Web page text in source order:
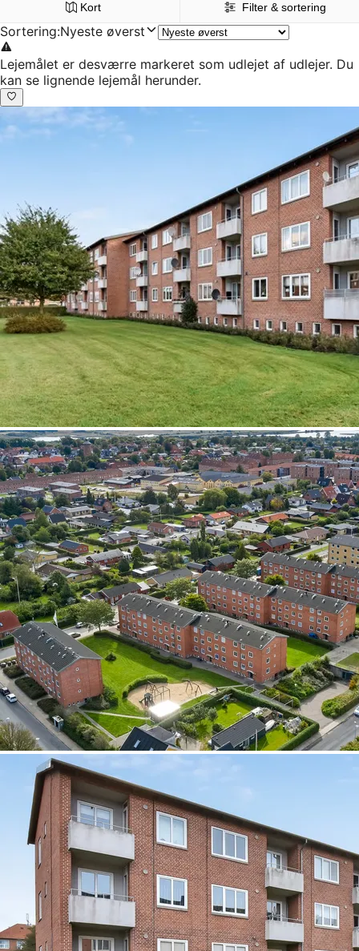
Kort Filter & sortering
Sortering:Nyeste øverst
Lejemålet er desværre markeret som udlejet af udlejer. Du
kan se lignende lejemål herunder.